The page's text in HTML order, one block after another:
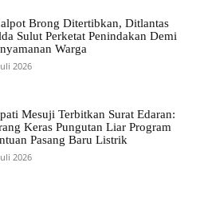
Brong Ditertibkan, Ditlantas
Sulut Perketat Penindakan Demi
Warga
2026
Mesuji Terbitkan Surat Edaran:
Keras Pungutan Liar Program
Pasang Baru Listrik
2026